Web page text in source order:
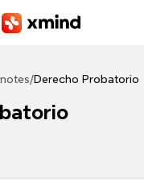
notes/Derecho Probatorio